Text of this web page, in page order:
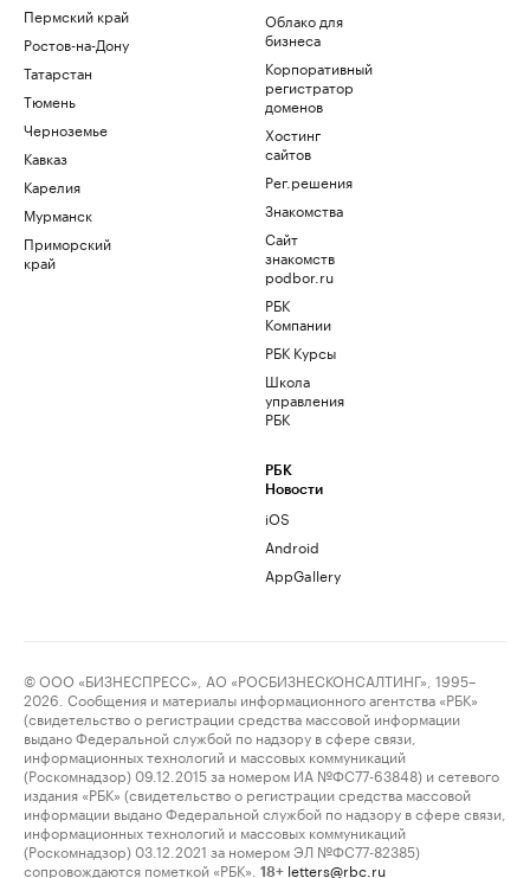
Пермский край
Ростов-на-Дону
Татарстан
Тюмень
Черноземье
Кавказ
Карелия
Мурманск
Приморский
край
Облако для
бизнеса
Корпоративный
регистратор
доменов
Хостинг
сайтов
Рег.решения
Знакомства
Сайт
знакомств
podbor.ru
РБК
Компании
РБК Курсы
Школа
управления
РБК
РБК
Новости
iOS
Android
AppGallery
© ООО «БИЗНЕСПРЕСС», АО «РОСБИЗНЕСКОНСАЛТИНГ», 1995–
2026. Сообщения и материалы информационного агентства «РБК»
(свидетельство о регистрации средства массовой информации
выдано Федеральной службой по надзору в сфере связи,
информационных технологий и массовых коммуникаций
(Роскомнадзор) 09.12.2015 за номером ИА №ФС77-63848) и сетевого
издания «РБК» (свидетельство о регистрации средства массовой
информации выдано Федеральной службой по надзору в сфере связи,
информационных технологий и массовых коммуникаций
(Роскомнадзор) 03.12.2021 за номером ЭЛ №ФС77-82385)
сопровождаются пометкой «РБК».
18+ letters@rbc.ru